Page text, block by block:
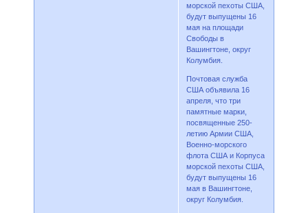
морской пехоты США,
будут выпущены 16
мая на площади
Свободы в
Вашингтоне, округ
Колумбия.
Почтовая служба
США объявила 16
апреля, что три
памятные марки,
посвященные 250-
летию Армии США,
Военно-морского
флота США и Корпуса
морской пехоты США,
будут выпущены 16
мая в Вашингтоне,
округ Колумбия.